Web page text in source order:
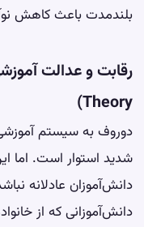
بلندمدت باعث کاهش
Theory)
دوروف به سیستم
شدید استوار است.
دانش‌آموزان عادلانه
دانش‌آموزانی که از